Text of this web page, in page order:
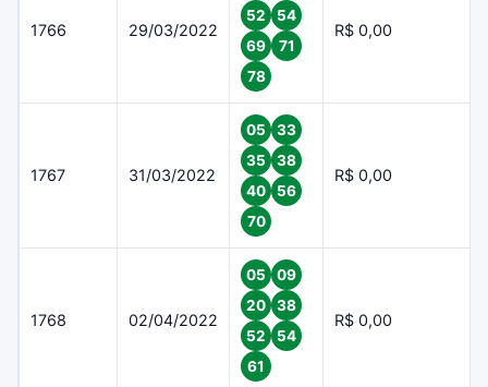
1766 29/03/2022
52
54
69
71
78
R$ 0,00
1767 31/03/2022
05
33
35
38
40
56
70
R$ 0,00
1768 02/04/2022
05
09
20
38
52
54
61
R$ 0,00